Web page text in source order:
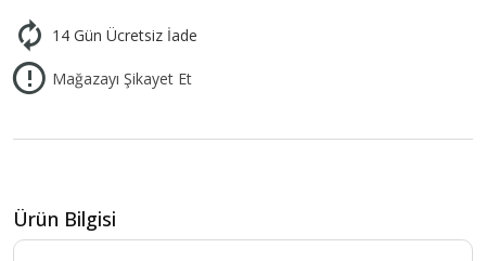
14 Gün Ücretsiz İade
Mağazayı Şikayet Et
Ürün Bilgisi